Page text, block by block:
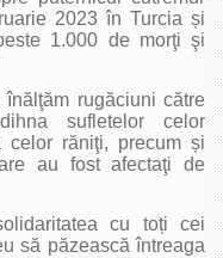
2023 în Turcia și
1.000 de morţi şi
rugăciuni către
sufletelor celor
celor răniţi, precum și
au fost afectaţi de
cu toți cei
să păzească întreaga